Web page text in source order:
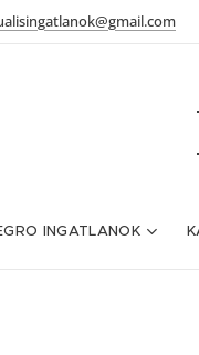
INGATLANOK